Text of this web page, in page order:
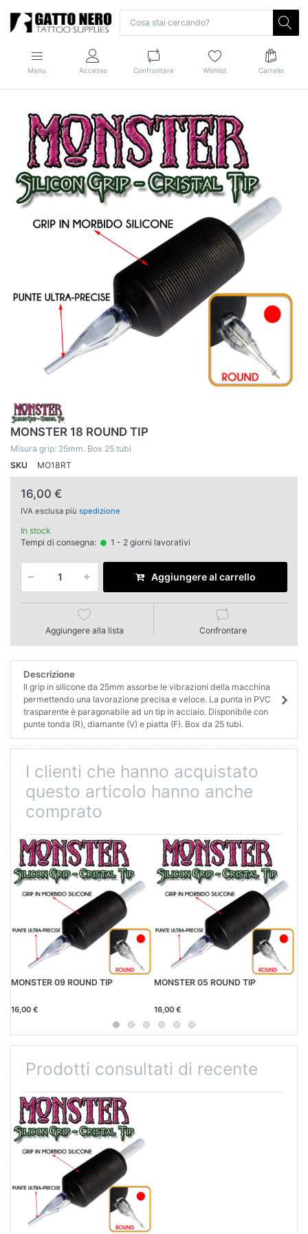
Menu Accesso Confrontare Wishlist Carrello
MONSTER 18 ROUND TIP
Misura grip: 25mm. Box 25 tubi
SKU
MO18RT
16,00 €
IVA esclusa più spedizione
In stock
Tempi di consegna:
1 - 2 giorni lavorativi
Aggiungere al carrello
Aggiungere alla lista Confrontare
Descrizione
Il grip in silicone da 25mm assorbe le vibrazioni della macchina
permettendo una lavorazione precisa e veloce. La punta in PVC
trasparente è paragonabile ad un tip in acciaio. Disponibile con
punte tonda (R), diamante (V) e piatta (F). Box da 25 tubi.
I clienti che hanno acquistato
questo articolo hanno anche
comprato
MONSTER 09 ROUND TIP
16,00 €
MONSTER 05 ROUND TIP
16,00 €
Prodotti consultati di recente